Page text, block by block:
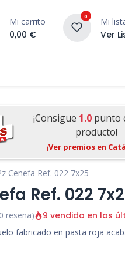
Mi carrito
0,00 €
0 Mi
Ver
¡Consigue 1.0punto
producto!
¡Ver premios en
Cenefa Ref. 022 7x25
Ref. 022
reseña) 9 vendido en las
fabricado en pasta roja